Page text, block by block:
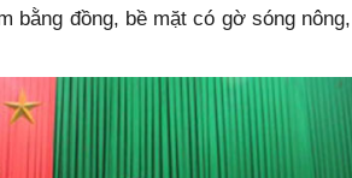
bằng đồng, bề mặt có gờ sóng